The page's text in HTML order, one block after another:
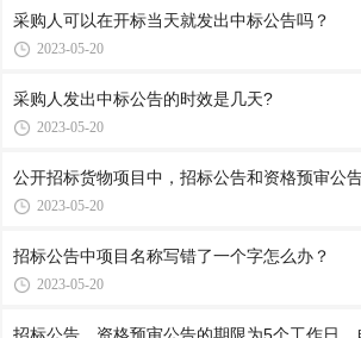
采购人可以在开标当天就发出中标公告吗？
2023-05-20
采购人发出中标公告的时效是几天?
2023-05-20
公开招标货物项目中，招标公告和资格预审公
2023-05-20
招标公告中项目名称写错了一个字怎么办？
2023-05-20